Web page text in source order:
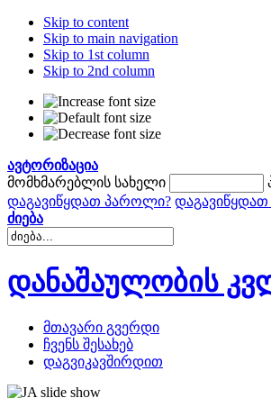
Skip to content
Skip to main navigation
Skip to 1st column
Skip to 2nd column
ავტორიზაცია
მომხმარებლის სახელი
დაგავიწყდათ პაროლი? დაგავიწყდათ
ძიება
დანაშაულობის
მთავარი გვერდი
ჩვენს შესახებ
დაგვიკავშირდით